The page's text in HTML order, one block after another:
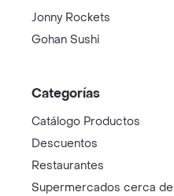
Jonny Rockets
Gohan Sushi
Categorías
Catálogo Productos
Descuentos
Restaurantes
Supermercados cerca de